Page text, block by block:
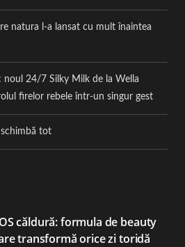
natura l-a lansat cu mult înaintea
noul 24/7 Silky Milk de la Wella
firelor rebele într-un singur gest
tot
căldură: formula de beauty
transformă orice zi toridă